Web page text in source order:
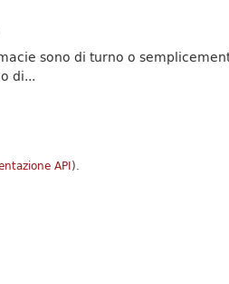
sono di turno o
di...
API).